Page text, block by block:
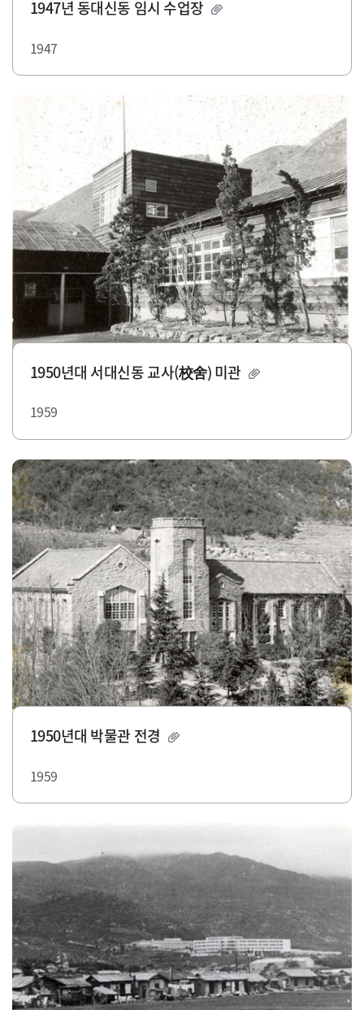
1947년 동대신동 임시 수업장
1947
1950년대 서대신동 교사(校舍) 미관
1959
1950년대 박물관 전경
1959